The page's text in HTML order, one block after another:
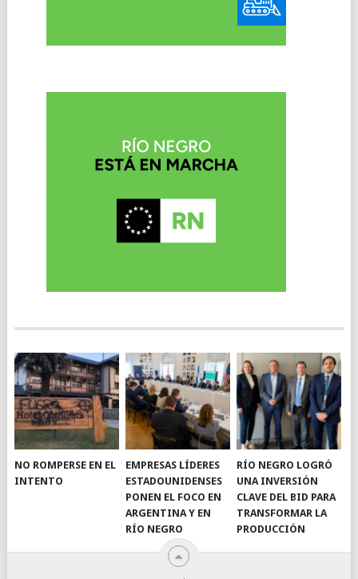
NO ROMPERSE EN EL
INTENTO
EMPRESAS LÍDERES
ESTADOUNIDENSES
PONEN EL FOCO EN
ARGENTINA Y EN
RÍO NEGRO
RÍO NEGRO LOGRÓ
UNA INVERSIÓN
CLAVE DEL BID PARA
TRANSFORMAR LA
PRODUCCIÓN